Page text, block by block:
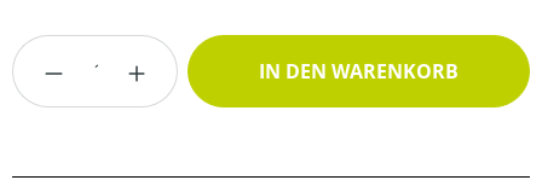
Produkt Anzahl: Gib den gewünschten
IN DEN WARENKORB